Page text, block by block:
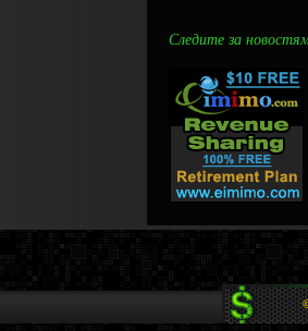
Следите за